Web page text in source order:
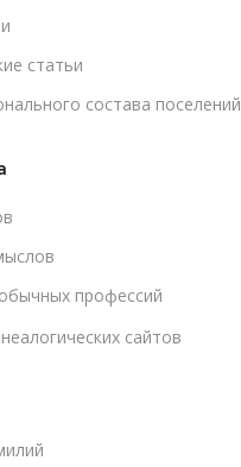
статьи
состава поселений
профессий